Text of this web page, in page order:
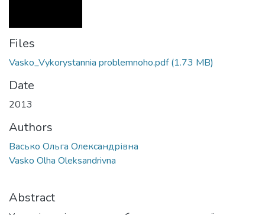
Files
Vasko_Vykorystannia problemnoho.pdf(1.73 MB)
Date
2013
Authors
Васько Ольга Олександрівна
Vasko Olha Oleksandrivna
Abstract